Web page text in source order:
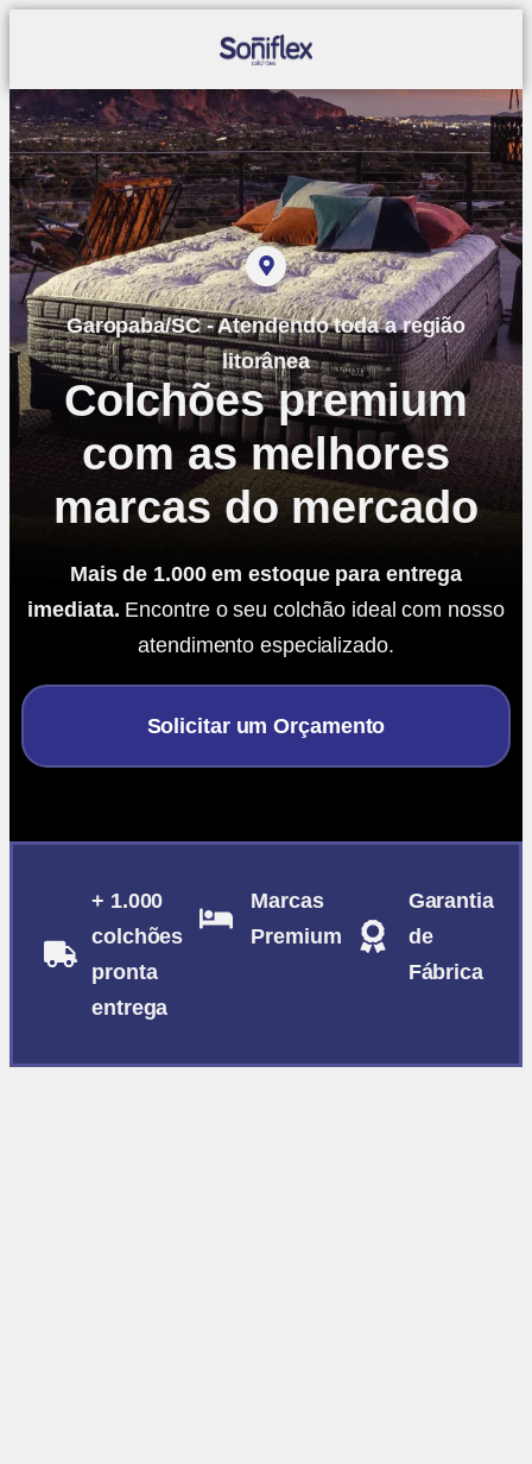
Garopaba/SC - Atendendo toda a região
litorânea
Colchões premium
com as melhores
marcas do mercado
Mais de 1.000 em estoque para entrega
imediata. Encontre o seu colchão ideal com nosso
atendimento especializado.
Solicitar um Orçamento
+ 1.000
colchões
pronta
entrega
Marcas
Premium
Garantia
de
Fábrica